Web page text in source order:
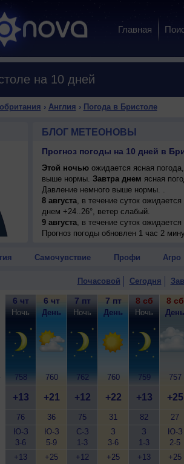
Главная
на 10 дней
› Англия › Погода в Бристоле
БЛОГ МЕТЕОНОВЫ
Прогноз погоды на 10 дней в
Этой ночьюожидается ясная
выше нормы. Завтра днем ясная
Давление немного выше нормы. .
8 августа, в течение суток
днем +24..26°, ветер слабый.
9 августа, в течение суток
+28..30°, ветер западный, умеренный.
северо-западный, умеренный.
Прогноз погоды обновлен 1 час 2
Самочувствие Профи Агро
Почасовой Сегодня
6 чт
Ночь
758
+13
76
Ю-З
3-6
+13
6 чт
День
760
+21
36
Ю-З
5-9
+25
7 пт
Ночь
762
+12
75
С-З
1-3
+12
7 пт
День
760
+22
31
З
3-6
+25
8 сб
Ночь
759
+13
82
З
1-3
+13
8 сб
День
757
+25
27
Ю-З
2-5
+25